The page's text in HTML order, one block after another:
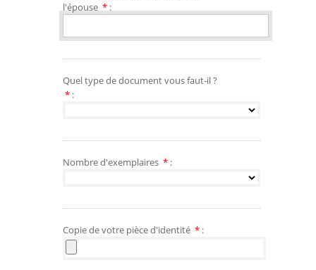
l'épouse * :
Quel type de document vous faut-il ?
* :
Nombre d'exemplaires * :
Copie de votre pièce d'identité * :